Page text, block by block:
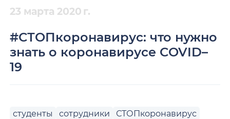
23 марта 2020 г.
#СТОПкоронавирус: что нужно
знать о коронавирусе COVID–
19
студенты сотрудники СТОПкоронавирус